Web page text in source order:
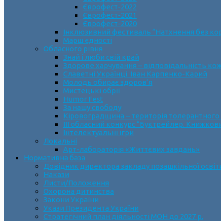
Єврофест-2022
Єврофест-2021
Єврофест-2020
Інклюзивний фестиваль “Натхнення без
Марш єдності
Обласного рівня
Знай і люби свій край
Здорове харчування – відповідальність
Славетні Українці. Іван Карпенко-Карий
Молодь обирає здоров’я
Мистецькі обрії
Humor Fest
За нашу свободу
Кіровоградщина – територія
ІII обласний конкурс “Буктрейлер.
Інтелектуальні ігри
Локальні
Арт-лабораторія «Життєвих завдань»
Нормативна база
Довідник директора закладу позашкільної
Накази
Листи/Положення
Охорона дитинства
Закони України
Укази Президента України
Стратегічний план діяльності МОН до 2027 р.